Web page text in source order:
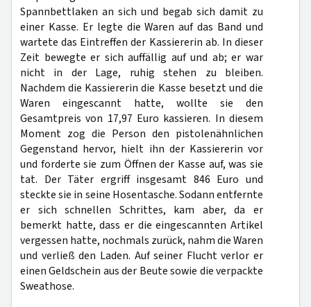
Spannbettlaken an sich und begab sich damit zu
einer Kasse. Er legte die Waren auf das Band und
wartete das Eintreffen der Kassiererin ab. In dieser
Zeit bewegte er sich auffällig auf und ab; er war
nicht in der Lage, ruhig stehen zu bleiben.
Nachdem die Kassiererin die Kasse besetzt und die
Waren eingescannt hatte, wollte sie den
Gesamtpreis von 17,97 Euro kassieren. In diesem
Moment zog die Person den pistolenähnlichen
Gegenstand hervor, hielt ihn der Kassiererin vor
und forderte sie zum Öffnen der Kasse auf, was sie
tat. Der Täter ergriff insgesamt 846 Euro und
steckte sie in seine Hosentasche. Sodann entfernte
er sich schnellen Schrittes, kam aber, da er
bemerkt hatte, dass er die eingescannten Artikel
vergessen hatte, nochmals zurück, nahm die Waren
und verließ den Laden. Auf seiner Flucht verlor er
einen Geldschein aus der Beute sowie die verpackte
Sweathose.